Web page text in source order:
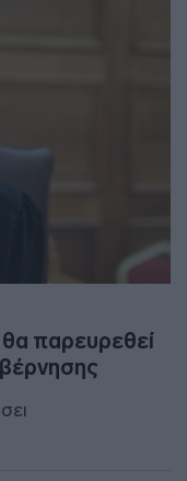
θα παρευρεθεί